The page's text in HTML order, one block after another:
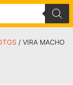
/ VIRA MACHO